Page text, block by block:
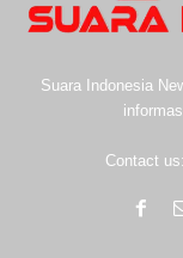
Suara Indonesia
Contact us: